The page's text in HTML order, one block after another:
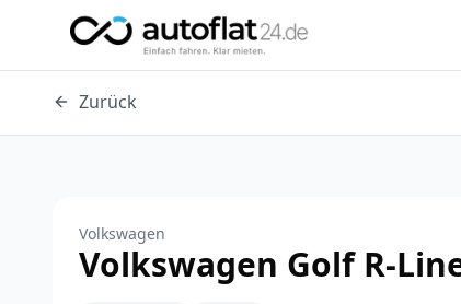
Zurück
Volkswagen
Volkswagen Golf R-